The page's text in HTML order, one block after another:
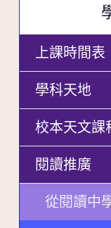
上課時間表
學科天地
校本天文課
閱讀推廣
從閱讀中